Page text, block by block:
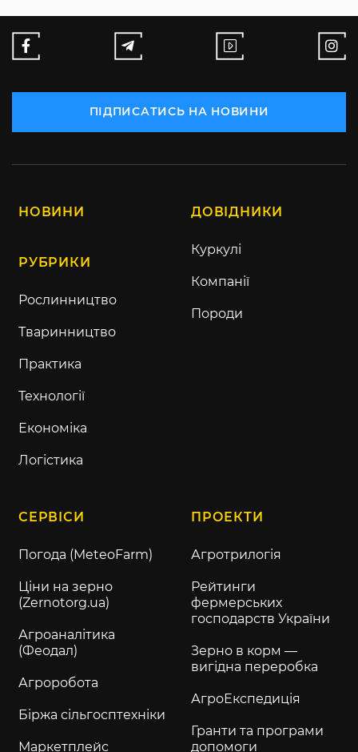
ПІДПИСАТИСЬ НА НОВИНИ
НОВИНИ
РУБРИКИ
Рослинництво
Тваринництво
Практика
Технології
Економіка
Логістика
ДОВІДНИКИ
Куркулі
Компанії
Породи
СЕРВІСИ
Погода (MeteoFarm)
Ціни на зерно
(Zernotorg.ua)
Агроаналітика
(Феодал)
Агроробота
Біржа сільгосптехніки
Маркетплейс
ПРОЕКТИ
Агротрилогія
Рейтинги
фермерських
господарств України
Зерно в корм —
вигідна переробка
АгроЕкспедиція
Гранти та програми
допомоги